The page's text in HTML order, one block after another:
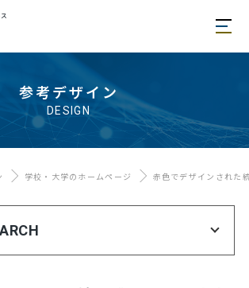
参考デザイン
DESIGN
学校・大学のホームページ 赤色でデザインされた